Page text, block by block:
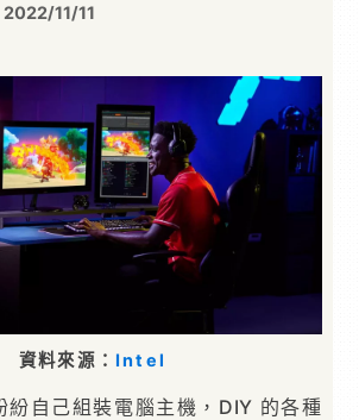
2022/11/11
資料來源： Intel
紛自己組裝電腦主機，DIY 的各種